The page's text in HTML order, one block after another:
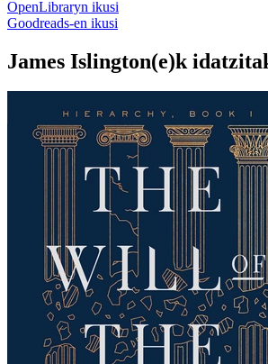
OpenLibraryn ikusi
Goodreads-en ikusi
James Islington(e)k